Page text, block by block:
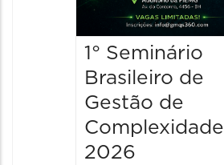
1° Seminário
Brasileiro de
Gestão de
Complexidade
2026